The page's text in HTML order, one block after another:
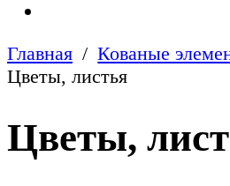
Главная
Кованые
Цвeты, лиcтья
Цвeты,